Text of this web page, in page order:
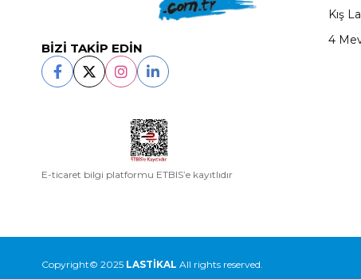
BİZİ TAKİP EDİN
E-ticaret bilgi platformu ETBIS’e kayıtlıdır
Kış
4
Copyright© 2025 LASTİKAL All rights reserved.